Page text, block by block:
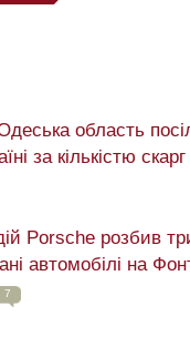
область
за кількістю
Porsche розбив
автомобілі на
7